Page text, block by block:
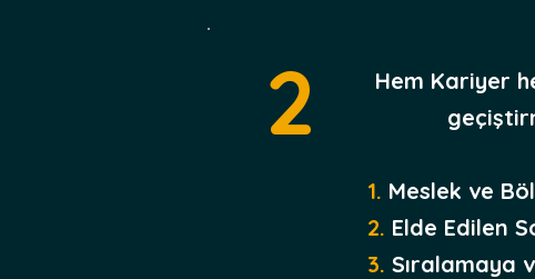
2
Hem Kariyer
1. Meslek ve
2. Elde Edilen
3. Sıralamaya